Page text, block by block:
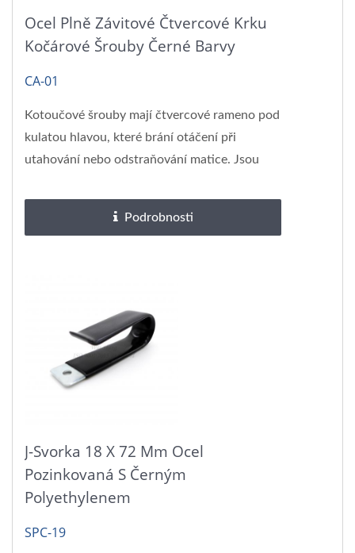
Ocel Plně Závitové Čtvercové Krku
Kočárové Šrouby Černé Barvy
CA-01
Kotoučové šrouby mají čtvercové rameno pod
kulatou hlavou, které brání otáčení při
utahování nebo odstraňování matice. Jsou
Podrobnosti
J-Svorka 18 X 72 Mm Ocel
Pozinkovaná S Černým
Polyethylenem
SPC-19